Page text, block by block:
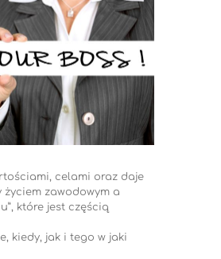
celami oraz daje
zawodowym a
które jest częścią
kiedy, jak i tego w jaki